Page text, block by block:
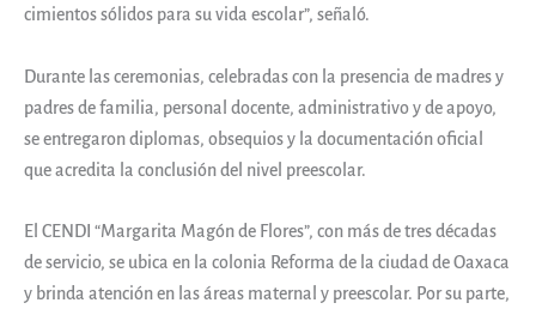
cimientos sólidos para su vida escolar”, señaló.
Durante las ceremonias, celebradas con la presencia de madres y
padres de familia, personal docente, administrativo y de apoyo,
se entregaron diplomas, obsequios y la documentación oficial
que acredita la conclusión del nivel preescolar.
El CENDI “Margarita Magón de Flores”, con más de tres décadas
de servicio, se ubica en la colonia Reforma de la ciudad de Oaxaca
y brinda atención en las áreas maternal y preescolar. Por su parte,